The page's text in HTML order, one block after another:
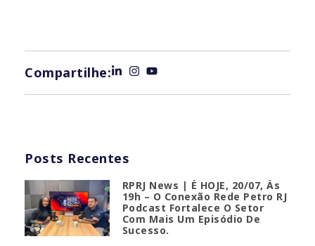
Compartilhe:
Posts Recentes
RPRJ News | É HOJE, 20/07, Às
19h – O Conexão Rede Petro RJ
Podcast Fortalece O Setor
Com Mais Um Episódio De
Sucesso.